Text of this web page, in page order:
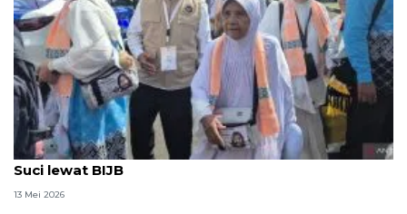
95 calon haji Sumedang berangkat menuju Tanah
Suci lewat BIJB
13 Mei 2026